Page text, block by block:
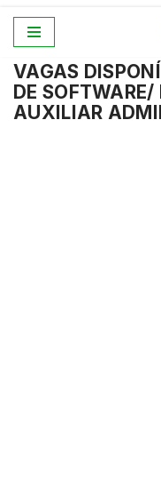
para
o
conteúdo
VAGAS
DE
AUXILIAR